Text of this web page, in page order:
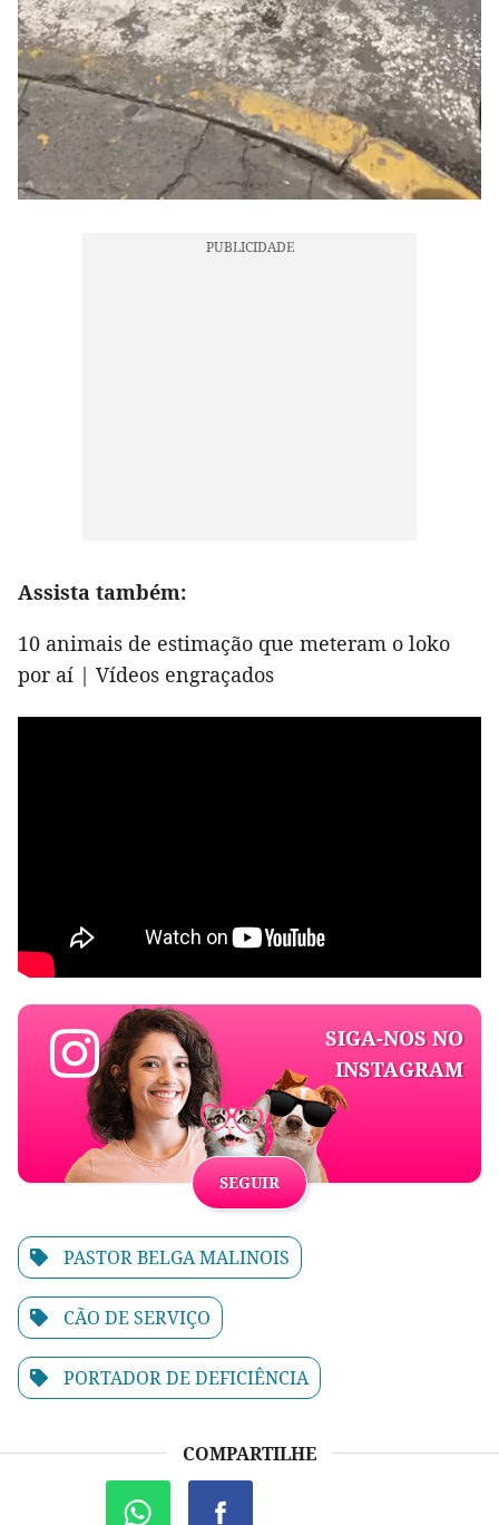
Assista também:
10 animais de estimação que meteram o loko
por aí | Vídeos engraçados
SIGA-NOS NO
INSTAGRAM
SEGUIR
PASTOR BELGA MALINOIS
CÃO DE SERVIÇO
PORTADOR DE DEFICIÊNCIA
COMPARTILHE